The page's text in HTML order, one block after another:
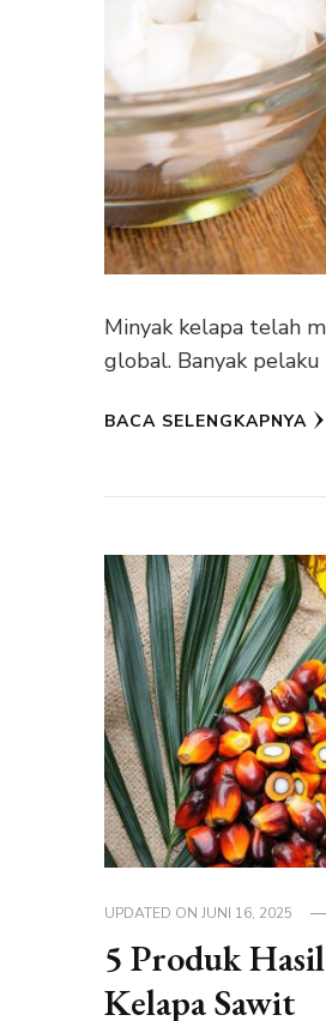
Minyak kelapa telah
global. Banyak
BACA SELENGKAPNYA
UPDATED ONJUNI 16, 2025
5 Produk
Kelapa Sawit